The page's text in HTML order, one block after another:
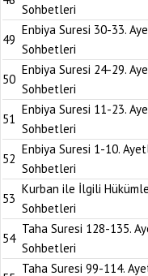
Sohbetleri
49
Enbiya Suresi 30-33.
Sohbetleri
50
Enbiya Suresi 24-29.
Sohbetleri
51
Enbiya Suresi 11-23.
Sohbetleri
52
Enbiya Suresi 1-10.
Sohbetleri
53
Kurban ile İlgili
Sohbetleri
54
Taha Suresi 128-135.
Sohbetleri
Taha Suresi 99-114.